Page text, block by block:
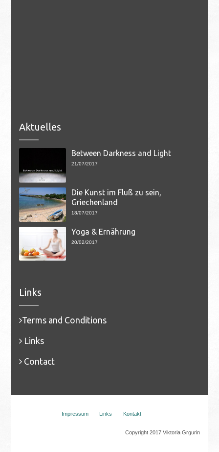
Aktuelles
Between Darkness and Light
21/07/2017
Die Kunst im Fluß zu sein,
Griechenland
18/07/2017
Yoga & Ernährung
20/02/2017
Links
Terms and Conditions
Links
Contact
Impressum Links Kontakt
Copyright 2017 Viktoria Grgurin